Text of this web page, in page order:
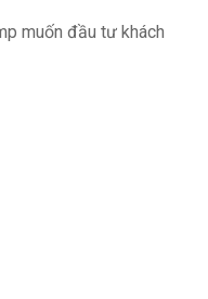
muốn đầu tư khách